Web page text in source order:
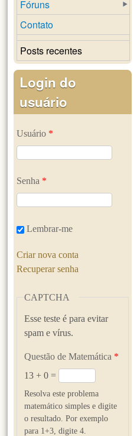
Fóruns
Contato
Posts recentes
Login do
usuário
Usuário *
Senha *
Lembrar-me
Criar nova conta
Recuperar senha
CAPTCHA
Esse teste é para evitar
spam e vírus.
Questão de Matemática *
13 + 0 =
Resolva este problema
matemático simples e digite
o resultado. Por exemplo
para 1+3, digite 4.